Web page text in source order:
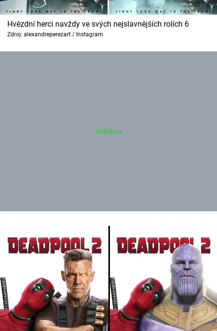
Hvězdní herci navždy ve svých nejslavnějších rolích 6
Zdroj: alexandreperezart / Instagram